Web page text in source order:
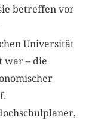
betreffen vor
Universität
war – die